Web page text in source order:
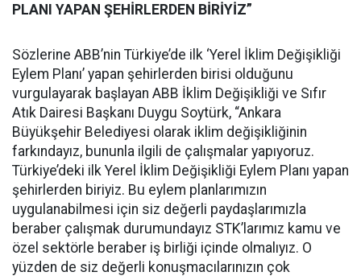
PLANI YAPAN ŞEHİRLERDEN BİRİYİZ”
Sözlerine ABB’nin Türkiye’de ilk ‘Yerel İklim Değişikliği
Eylem Planı’ yapan şehirlerden birisi olduğunu
vurgulayarak başlayan ABB İklim Değişikliği ve Sıfır
Atık Dairesi Başkanı Duygu Soytürk, “Ankara
Büyükşehir Belediyesi olarak iklim değişikliğinin
farkındayız, bununla ilgili de çalışmalar yapıyoruz.
Türkiye’deki ilk Yerel İklim Değişikliği Eylem Planı yapan
şehirlerden biriyiz. Bu eylem planlarımızın
uygulanabilmesi için siz değerli paydaşlarımızla
beraber çalışmak durumundayız STK’larımız kamu ve
özel sektörle beraber iş birliği içinde olmalıyız. O
yüzden de siz değerli konuşmacılarınızın çok